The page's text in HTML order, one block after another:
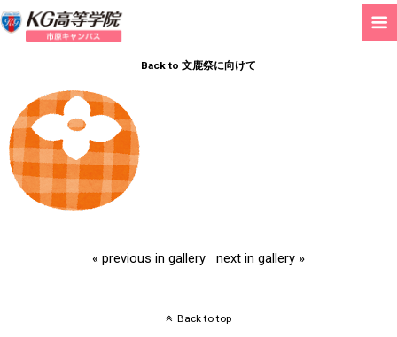
Back to 文鹿祭に向けて
« previous in gallery next in gallery »
Back to top